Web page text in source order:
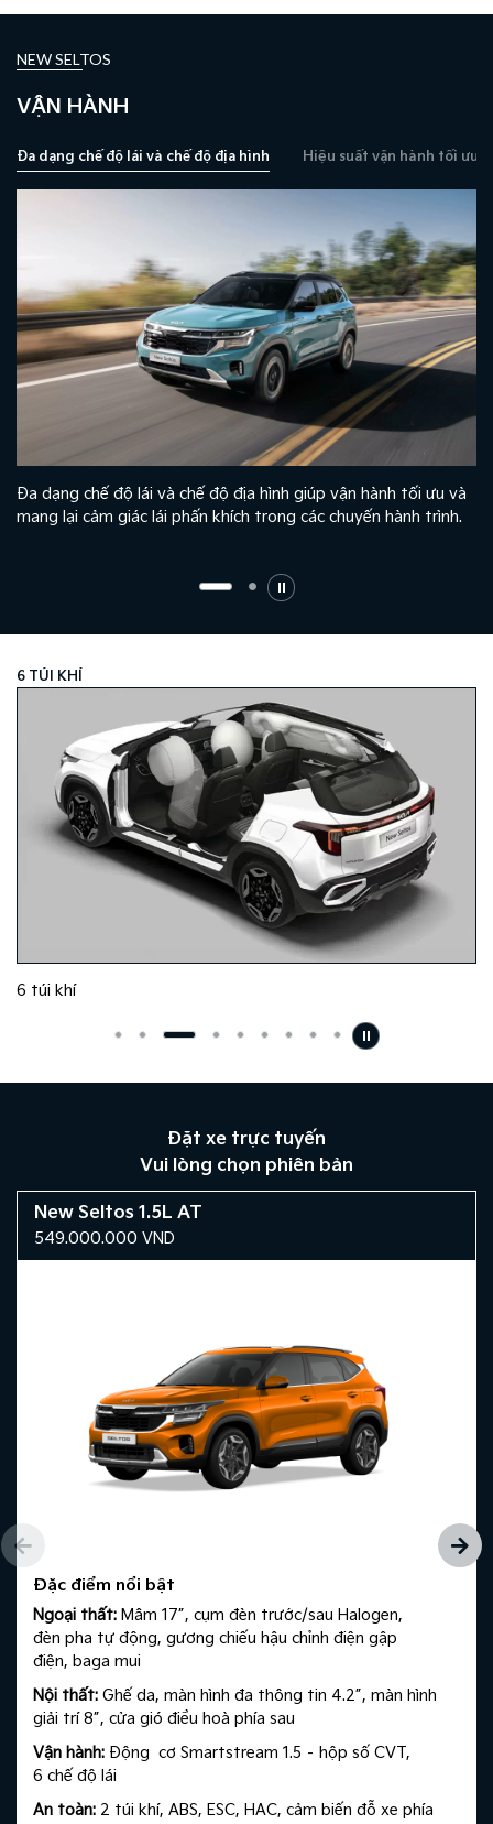
NEW SELTOS
VẬN HÀNH
Đa dạng chế độ lái và chế độ địa hình Hiệu suất vận hành tối ưu
Đa dạng chế độ lái và chế độ địa hình giúp vận hành tối ưu và
mang lại cảm giác lái phấn khích trong các chuyến hành trình.
6 TÚI KHÍ
6 túi khí
Đặt xe trực tuyến
Vui lòng chọn phiên bản
New Seltos 1.5L AT
549.000.000 VND
Đặc điểm nổi bật
Ngoại thất: Mâm 17”, cụm đèn trước/sau Halogen,
đèn pha tự động, gương chiếu hậu chỉnh điện gập
điện, baga mui​
Nội thất: Ghế da, màn hình đa thông tin 4.2”, màn hình
giải trí 8”, cửa gió điều hoà phía sau​
Vận hành: Động cơ Smartstream 1.5 – hộp số CVT,
6 chế độ lái​
An toàn: 2 túi khí, ABS, ESC, HAC, cảm biến đỗ xe phía